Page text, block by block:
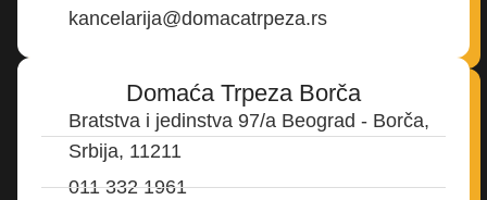
kancelarija@domacatrpeza.rs
Domaća Trpeza Borča
Bratstva i jedinstva 97/a Beograd - Borča,
Srbija, 11211
011 332 1961